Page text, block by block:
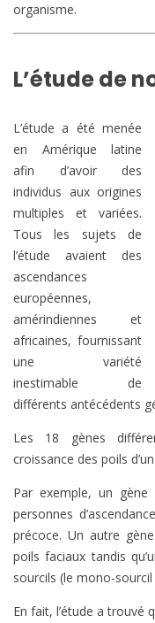
organisme.
L’étude de
L’étude a été menée
en Amérique latine
afin d’avoir des
individus aux origines
multiples et variées.
Tous les sujets de
l’étude avaient des
ascendances
européennes,
amérindiennes et
africaines, fournissant
une variété
inestimable de
différents antécédents
Les 18 gènes
croissance des poils
Par exemple, un gène
personnes
précoce. Un autre
poils faciaux tandis
sourcils (le mono-
En fait, l’étude a trouvé